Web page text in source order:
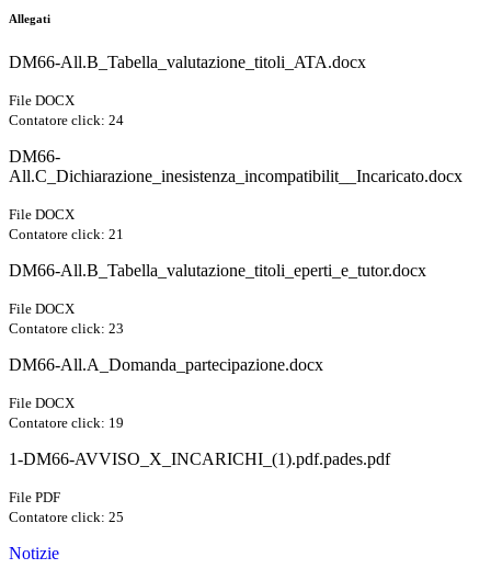
Allegati
DM66-All.B_Tabella_valutazione_titoli_ATA.docx
File DOCX
Contatore click: 24
DM66-
All.C_Dichiarazione_inesistenza_incompatibilit__Incaricato.docx
File DOCX
Contatore click: 21
DM66-All.B_Tabella_valutazione_titoli_eperti_e_tutor.docx
File DOCX
Contatore click: 23
DM66-All.A_Domanda_partecipazione.docx
File DOCX
Contatore click: 19
1-DM66-AVVISO_X_INCARICHI_(1).pdf.pades.pdf
File PDF
Contatore click: 25
Notizie